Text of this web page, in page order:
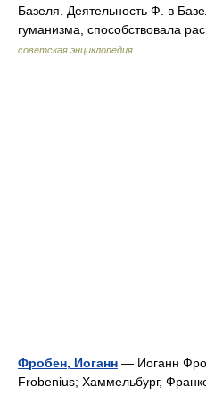
Базеля. Деятельность Ф. в
гуманизма, способствовала
советская энциклопедия
Фробен, Иоганн — Иоганн
Frobenius; Хаммельбург,